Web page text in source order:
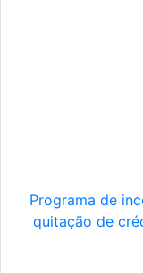
Programa de
quitação de